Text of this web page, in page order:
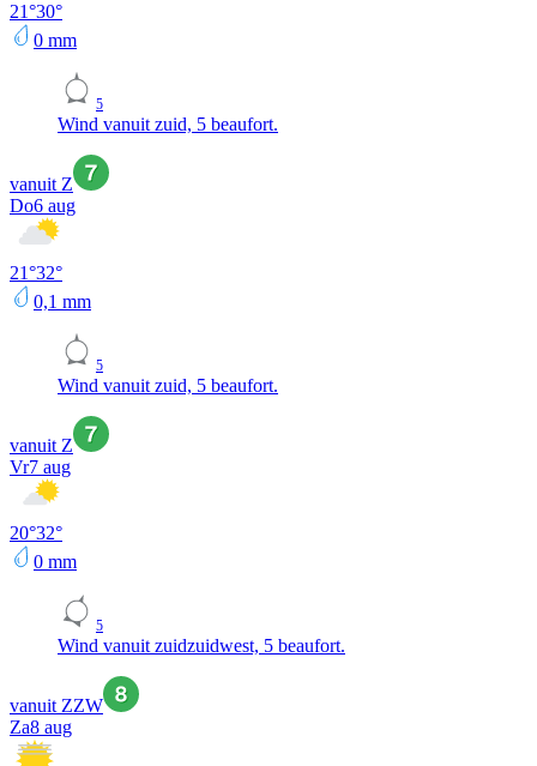
21°30°
0 mm
5
Wind vanuit zuid, 5 beaufort.
vanuit Z
Do6 aug
21°32°
0,1 mm
5
Wind vanuit zuid, 5 beaufort.
vanuit Z
Vr7 aug
20°32°
0 mm
5
Wind vanuit zuidzuidwest, 5 beaufort.
vanuit ZZW
Za8 aug